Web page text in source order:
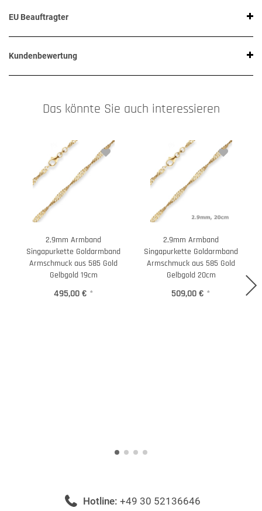
EU Beauftragter
Kundenbewertung
Das könnte Sie auch interessieren
2,9mm Armband
Singapurkette Goldarmband
Armschmuck aus 585 Gold
Gelbgold 19cm
495,00 € *
2,9mm Armband
Singapurkette Goldarmband
Armschmuck aus 585 Gold
Gelbgold 20cm
509,00 € *
Hotline: +49 30 52136646